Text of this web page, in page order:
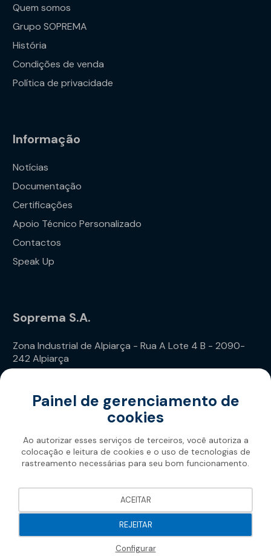
Quem somos
Grupo SOPREMA
História
Condições de venda
Política de privacidade
Informação
Notícias
Documentação
Certificações
Apoio Técnico Personalizado
Contactos
Speak Up
Soprema S.A.
Zona Industrial de Alpiarça - Rua A Lote 4 B - 2090-
242 Alpiarça
Soprema 2026
Painel de gerenciamento de
cookies
Ao autorizar esses serviços de terceiros, você autoriza a
colocação e leitura de cookies e o uso de tecnologias de
rastreamento necessárias para seu bom funcionamento.
REJEITAR
Configurar
ACEITAR